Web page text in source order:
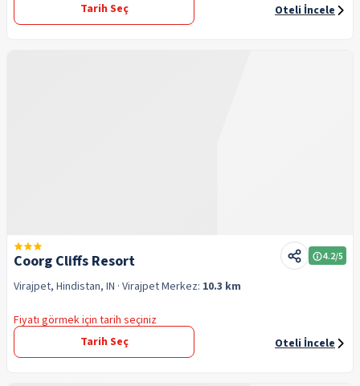
Tarih Seç
Oteli İncele
Coorg Cliffs Resort 4.2/5
Virajpet, Hindistan, IN · VirajpetMerkez: 10.3 km
Fiyatı görmek için tarih seçiniz
Tarih Seç
Oteli İncele